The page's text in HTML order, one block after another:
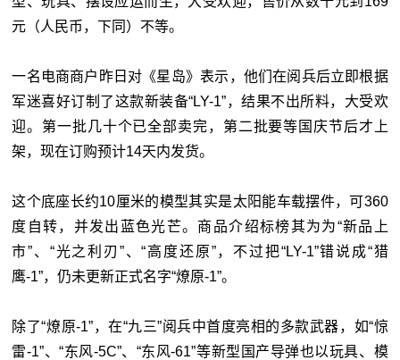
元（人民币，下同）不等。
一名电商商户昨日对《星岛》表示，他们在阅兵后立即根据
军迷喜好订制了这款新装备“LY-1”，结果不出所料，大受欢
迎。第一批几十个已全部卖完，第二批要等国庆节后才上
架，现在订购预计14天内发货。
这个底座长约10厘米的模型其实是太阳能车载摆件，可360
度自转，并发出蓝色光芒。商品介绍标榜其为为“新品上
市”、“光之利刃”、“高度还原”，不过把“LY-1”错说成“猎
鹰-1”，仍未更新正式名字“燎原-1”。
除了“燎原-1”，在“九三”阅兵中首度亮相的多款武器，如“惊
雷-1”、“东风-5C”、“东风-61”等新型国产导弹也以玩具、模